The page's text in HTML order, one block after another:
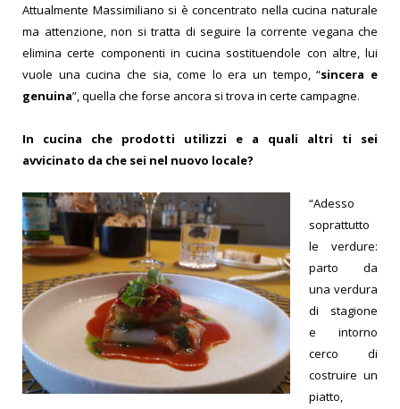
Attualmente Massimiliano si è concentrato nella cucina naturale
ma attenzione, non si tratta di seguire la corrente vegana che
elimina certe componenti in cucina sostituendole con altre, lui
vuole una cucina che sia, come lo era un tempo, “sincera e
genuina”, quella che forse ancora si trova in certe campagne.
In cucina che prodotti utilizzi e a quali altri ti sei
avvicinato da che sei nel nuovo locale?
“Adesso
soprattutto
le verdure:
parto da
una verdura
di stagione
e intorno
cerco di
costruire un
piatto,